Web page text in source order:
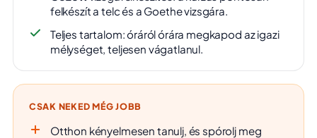
felkészít a telc és a Goethe vizsgára.
Teljes tartalom: óráról órára megkapod az igazi
mélységet, teljesen vágatlanul.
CSAK NEKED MÉG JOBB
Otthon kényelmesen tanulj, és spórolj meg